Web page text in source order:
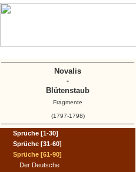
Sprüche [1-30]
Sprüche [31-60]
Sprüche [61-90]
Der Deutsche
Novalis
-
Blütenstaub
Fragmente
(1797-1798)